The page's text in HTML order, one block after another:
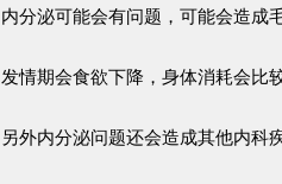
内分泌可能会有问题，可能会造成
发情期会食欲下降，身体消耗会比
另外内分泌问题还会造成其他内